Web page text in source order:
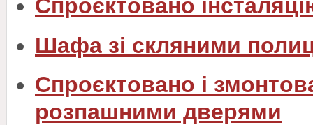
Спроєктовано
Шафа зі скляними
Спроєктовано і
розпашними дверями